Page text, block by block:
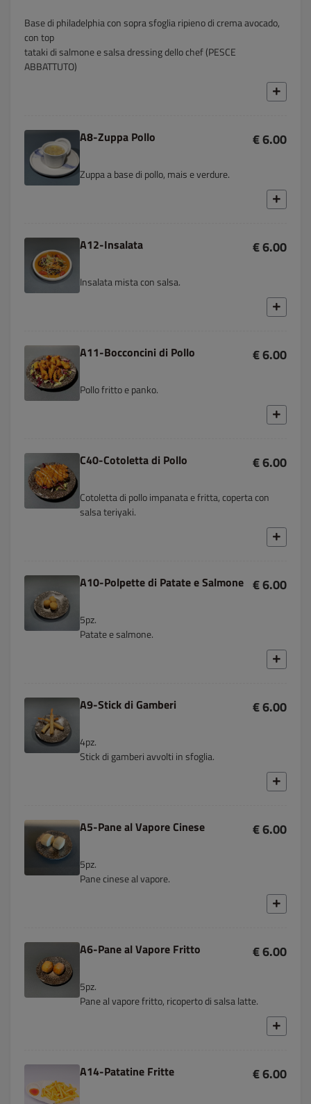
Base di philadelphia con sopra sfoglia ripieno di crema avocado,
con top
tataki di salmone e salsa dressing dello chef (PESCE
ABBATTUTO)
A8-Zuppa Pollo € 6.00
Zuppa a base di pollo, mais e verdure.
A12-Insalata € 6.00
Insalata mista con salsa.
A11-Bocconcini di Pollo € 6.00
Pollo fritto e panko.
C40-Cotoletta di Pollo € 6.00
Cotoletta di pollo impanata e fritta, coperta con
salsa teriyaki.
A10-Polpette di Patate e Salmone € 6.00
5pz.
Patate e salmone.
A9-Stick di Gamberi € 6.00
4pz.
Stick di gamberi avvolti in sfoglia.
A5-Pane al Vapore Cinese € 6.00
5pz.
Pane cinese al vapore.
A6-Pane al Vapore Fritto € 6.00
5pz.
Pane al vapore fritto, ricoperto di salsa latte.
A14-Patatine Fritte € 6.00